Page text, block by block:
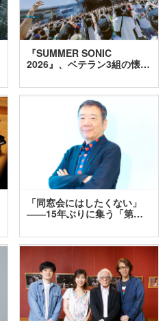
『SUMMER SONIC
2026』、ベテラン3組の懐…
「同窓会にはしたくない」
――15年ぶりに集う「第…